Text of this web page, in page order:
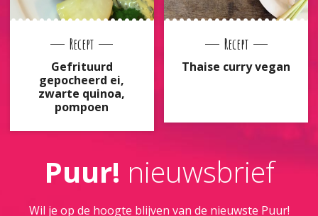
Recept
Gefrituurd
gepocheerd ei,
zwarte quinoa,
pompoen
Recept
Thaise curry vegan
Puur! nieuwsbrief
Wil je op de hoogte blijven van de nieuwste Puur!